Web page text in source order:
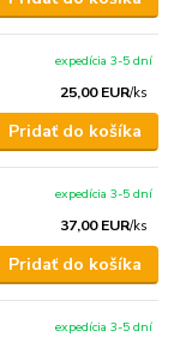
25,00 EUR/ks
expedícia 3-5 dní
Pridať do košíka
37,00 EUR/ks
expedícia 3-5 dní
Pridať do košíka
expedícia 3-5 dní